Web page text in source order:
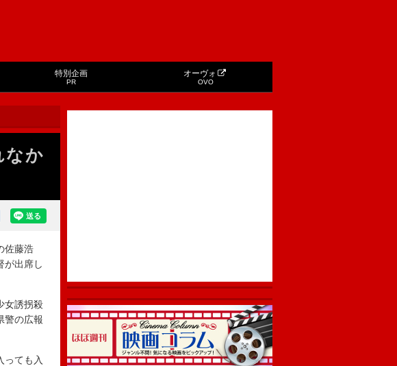
特別企画
PR
オーヴォ
OVO
なか
送る
佐藤浩
が出席し
女誘拐殺
警の広報
っても入